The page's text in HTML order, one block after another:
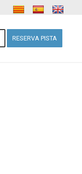
RESERVA PISTA